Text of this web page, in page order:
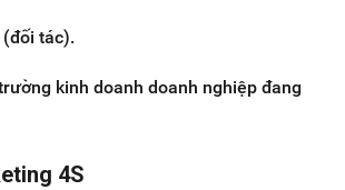
tác).
kinh doanh doanh nghiệp đang
4S